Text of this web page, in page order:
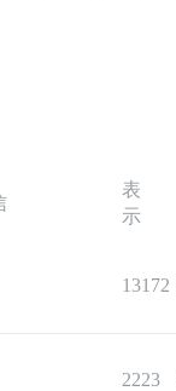
表
示
13172
2223